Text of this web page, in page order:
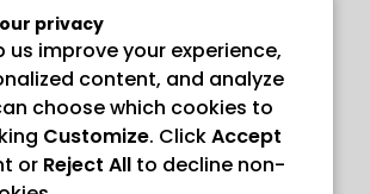
“ANAYL STORE”
privacy
us improve your experience,
content, and analyze
choose which cookies to
Customize. ClickAccept
or Reject All to decline non-